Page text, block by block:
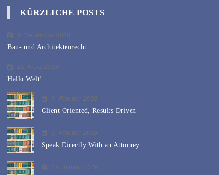
KÜRZLICHE POSTS
4. Dezember 2018
Bau- und Architektenrecht
21. März 2018
Hallo Welt!
9. Februar 2016
Client Oriented, Results Driven
3. Februar 2016
Speak Directly With an Attorney
19. Januar 2016